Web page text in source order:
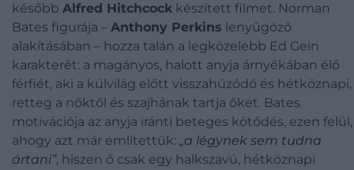
később Alfred Hitchcock készített filmet. Norman
Bates figurája – Anthony Perkins lenyűgöző
alakításában – hozza talán a legközelebb Ed Gein
karakterét: a magányos, halott anyja árnyékában élő
férfiét, aki a külvilág előtt visszahúzódó és hétköznapi,
retteg a nőktől és szajhának tartja őket. Bates
motivációja az anyja iránti beteges kötődés, ezen felül,
ahogy azt már említettük: „a légynek sem tudna
ártani”, hiszen ő csak egy halkszavú, hétköznapi